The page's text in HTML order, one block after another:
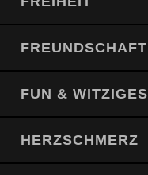
FREUNDSCHAFT
FUN & WITZIGES
HERZSCHMERZ